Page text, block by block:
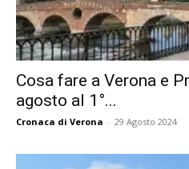
Cosa fare a Verona e
agosto al 1°...
Cronaca di Verona - 29 Agosto 2024